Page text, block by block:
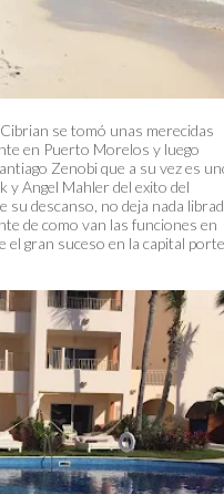
se tomó unas merecidas
en Puerto Morelos y luego
Zenobi que a su vez es
Angel Mahler del exito del
su descanso, no deja nada
de como van las funciones en
gran suceso en la capital